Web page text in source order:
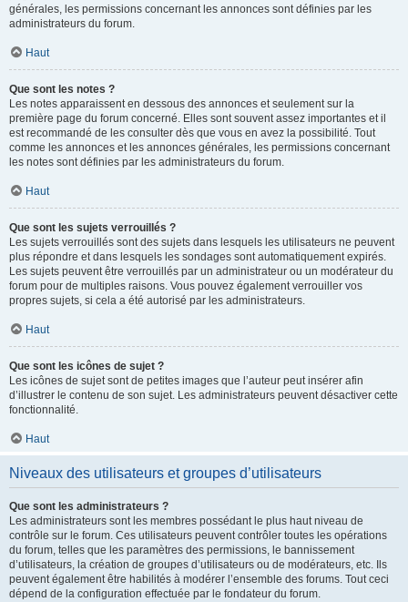
générales, les permissions concernant les annonces sont définies par les
administrateurs du forum.
Haut
Que sont les notes ?
Les notes apparaissent en dessous des annonces et seulement sur la
première page du forum concerné. Elles sont souvent assez importantes et il
est recommandé de les consulter dès que vous en avez la possibilité. Tout
comme les annonces et les annonces générales, les permissions concernant
les notes sont définies par les administrateurs du forum.
Haut
Que sont les sujets verrouillés ?
Les sujets verrouillés sont des sujets dans lesquels les utilisateurs ne peuvent
plus répondre et dans lesquels les sondages sont automatiquement expirés.
Les sujets peuvent être verrouillés par un administrateur ou un modérateur du
forum pour de multiples raisons. Vous pouvez également verrouiller vos
propres sujets, si cela a été autorisé par les administrateurs.
Haut
Que sont les icônes de sujet ?
Les icônes de sujet sont de petites images que l’auteur peut insérer afin
d’illustrer le contenu de son sujet. Les administrateurs peuvent désactiver cette
fonctionnalité.
Haut
Niveaux des utilisateurs et groupes d’utilisateurs
Que sont les administrateurs ?
Les administrateurs sont les membres possédant le plus haut niveau de
contrôle sur le forum. Ces utilisateurs peuvent contrôler toutes les opérations
du forum, telles que les paramètres des permissions, le bannissement
d’utilisateurs, la création de groupes d’utilisateurs ou de modérateurs, etc. Ils
peuvent également être habilités à modérer l’ensemble des forums. Tout ceci
dépend de la configuration effectuée par le fondateur du forum.